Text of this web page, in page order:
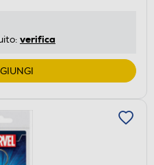
verifica